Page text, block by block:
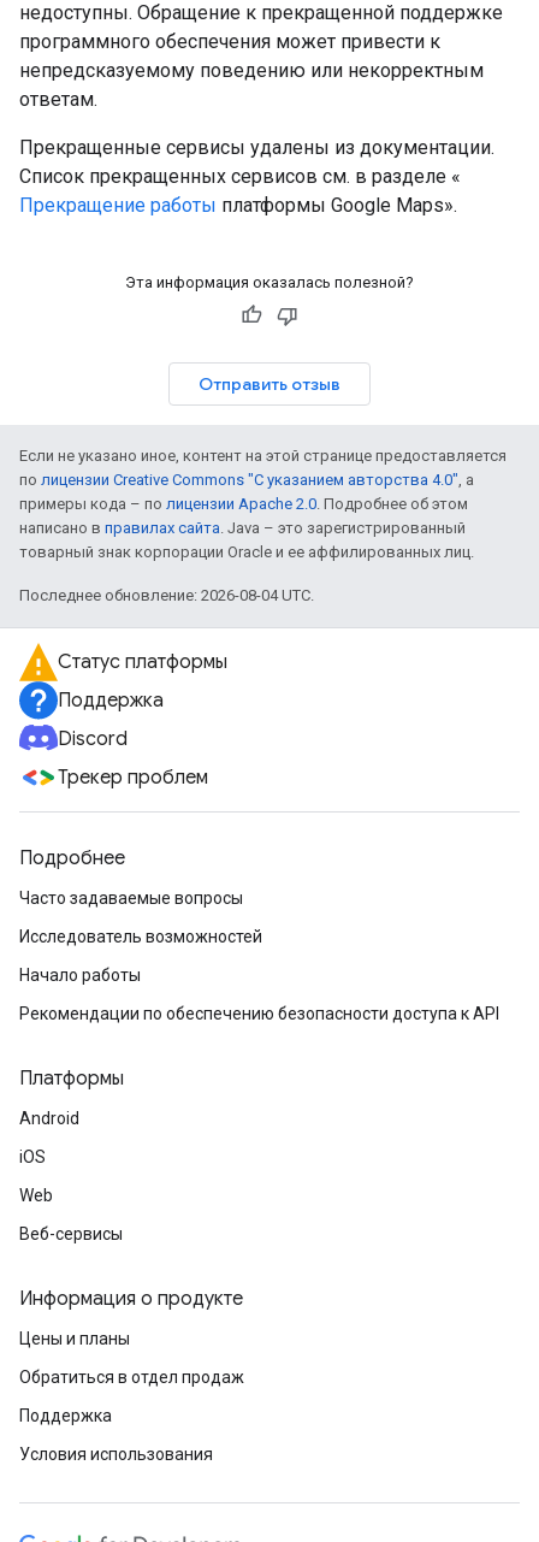
недоступны. Обращение к прекращенной поддержке
программного обеспечения может привести к
непредсказуемому поведению или некорректным
ответам.
Прекращенные сервисы удалены из документации.
Список прекращенных сервисов см. в разделе «
Прекращение работы платформы Google Maps».
Эта информация оказалась полезной?
Отправить отзыв
Если не указано иное, контент на этой странице предоставляется
по лицензии Creative Commons "С указанием авторства 4.0", а
примеры кода – по лицензии Apache 2.0. Подробнее об этом
написано в правилах сайта. Java – это зарегистрированный
товарный знак корпорации Oracle и ее аффилированных лиц.
Последнее обновление: 2026-08-04 UTC.
Статус платформы
Поддержка
Discord
Трекер проблем
Подробнее
Часто задаваемые вопросы
Исследователь возможностей
Начало работы
Рекомендации по обеспечению безопасности доступа к API
Платформы
Android
iOS
Web
Веб-сервисы
Информация о продукте
Цены и планы
Обратиться в отдел продаж
Поддержка
Условия использования